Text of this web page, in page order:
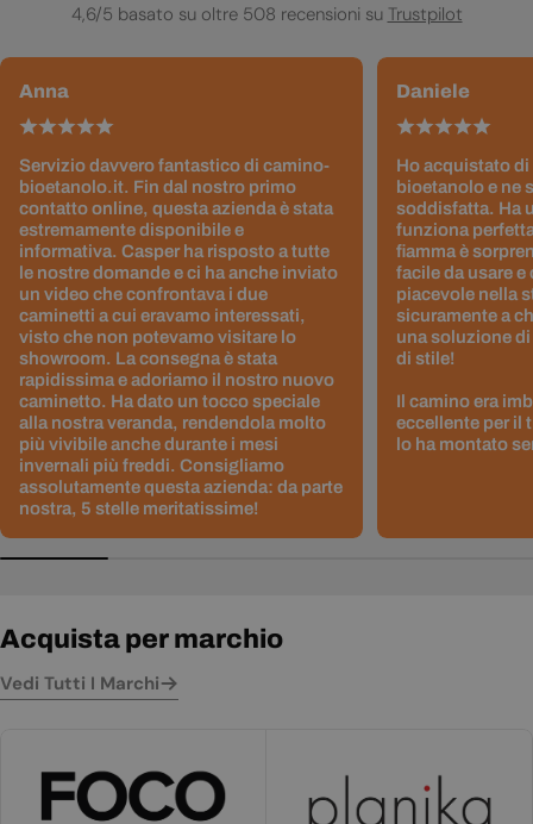
4,6/5 basato su oltre 508 recensioni su Trustpilot
Anna
Servizio davvero fantastico di camino-
bioetanolo.it. Fin dal nostro primo
contatto online, questa azienda è stata
estremamente disponibile e
informativa. Casper ha risposto a tutte
le nostre domande e ci ha anche inviato
un video che confrontava i due
caminetti a cui eravamo interessati,
visto che non potevamo visitare lo
showroom. La consegna è stata
rapidissima e adoriamo il nostro nuovo
caminetto. Ha dato un tocco speciale
alla nostra veranda, rendendola molto
più vivibile anche durante i mesi
invernali più freddi. Consigliamo
assolutamente questa azienda: da parte
nostra, 5 stelle meritatissime!
Daniele
Ho acquistato di
bioetanolo e ne
soddisfatta. Ha
funziona
fiamma è
facile da usare e
piacevole nella
sicuramente a
una soluzione
di stile!
Il camino era
eccellente per il
lo ha montato
Acquista per marchio
Vedi Tutti I Marchi